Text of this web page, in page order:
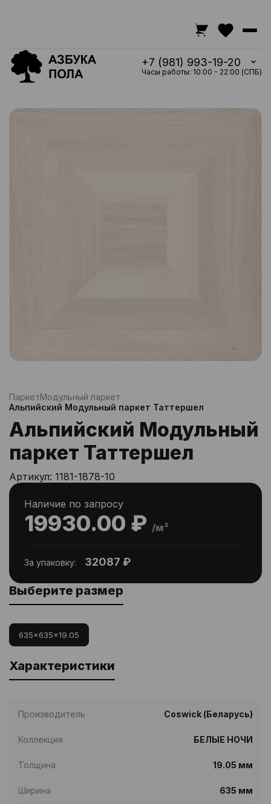
+7 (981) 993-19-20
Часы работы: 10:00 - 22:00 (СПБ)
ПаркетМодульный паркет
Альпийский Модульный паркет Таттершел
Альпийский Модульный
паркет Таттершел
Артикул: 1181-1878-10
19930.00 ₽ /м²
Наличие по запросу
За упаковку: 32087 ₽
Выберите размер
635x635x19.05
Характеристики
Производитель Coswick (Беларусь)
Коллекция БЕЛЫЕ НОЧИ
Толщина 19.05 мм
Ширина 635 мм